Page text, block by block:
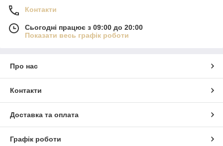
Контакти
Сьогодні працює з 09:00 до 20:00
Показати весь графік роботи
Про нас
Контакти
Доставка та оплата
Графік роботи